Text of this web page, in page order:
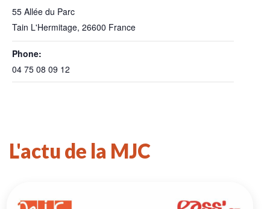
55 Allée du Parc
Tain L'Hermitage, 26600 France
Phone:
04 75 08 09 12
L'actu de la MJC